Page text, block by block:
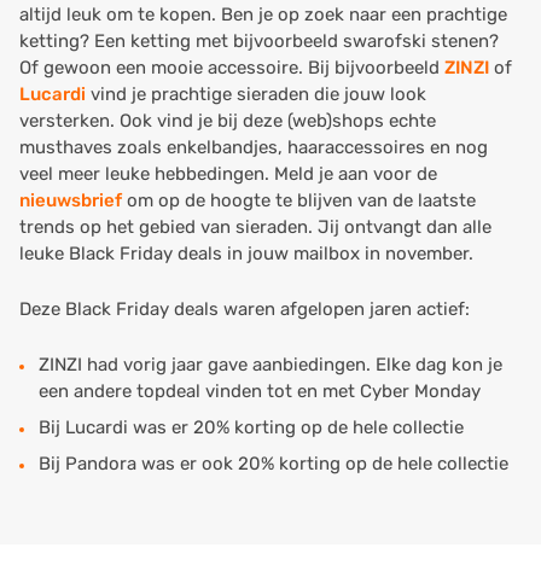
altijd leuk om te kopen. Ben je op zoek naar een prachtige
ketting? Een ketting met bijvoorbeeld swarofski stenen?
Of gewoon een mooie accessoire. Bij bijvoorbeeld ZINZI of
Lucardi vind je prachtige sieraden die jouw look
versterken. Ook vind je bij deze (web)shops echte
musthaves zoals enkelbandjes, haaraccessoires en nog
veel meer leuke hebbedingen. Meld je aan voor de
nieuwsbriefom op de hoogte te blijven van de laatste
trends op het gebied van sieraden. Jij ontvangt dan alle
leuke Black Friday deals in jouw mailbox in november.
Deze Black Friday deals waren afgelopen jaren actief:
ZINZI had vorig jaar gave aanbiedingen. Elke dag kon je
een andere topdeal vinden tot en met Cyber Monday
Bij Lucardi was er 20% korting op de hele collectie
Bij Pandora was er ook 20% korting op de hele collectie